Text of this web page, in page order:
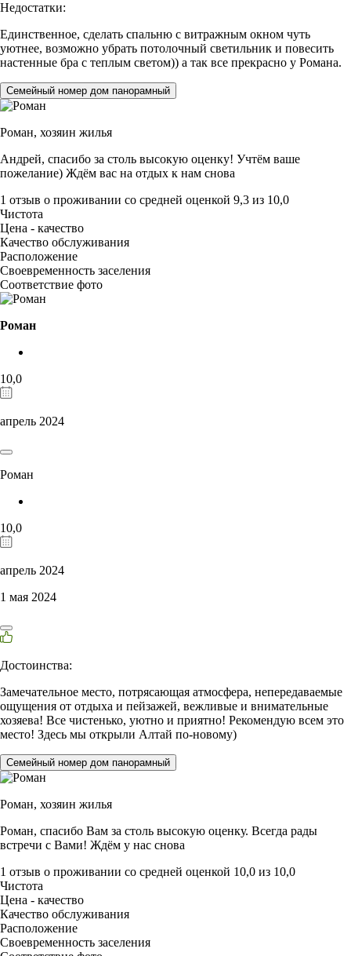
Недостатки:
Единственное, сделать спальню с витражным окном чуть
уютнее, возможно убрать потолочный светильник и повесить
настенные бра с теплым светом)) а так все прекрасно у Романа.
Семейный номер дом панорамный
Роман, хозяин жилья
Андрей, спасибо за столь высокую оценку! Учтём ваше
пожелание) Ждём вас на отдых к нам снова
1 отзыв о проживании со средней оценкой 9,3 из 10,0
Чистота
Цена - качество
Качество обслуживания
Расположение
Своевременность заселения
Соответствие фото
Роман
10,0
апрель 2024
Роман
10,0
апрель 2024
1 мая 2024
Достоинства:
Замечательное место, потрясающая атмосфера, непередаваемые
ощущения от отдыха и пейзажей, вежливые и внимательные
хозяева! Все чистенько, уютно и приятно! Рекомендую всем это
место! Здесь мы открыли Алтай по-новому)
Семейный номер дом панорамный
Роман, хозяин жилья
Роман, спасибо Вам за столь высокую оценку. Всегда рады
встречи с Вами! Ждём у нас снова
1 отзыв о проживании со средней оценкой 10,0 из 10,0
Чистота
Цена - качество
Качество обслуживания
Расположение
Своевременность заселения